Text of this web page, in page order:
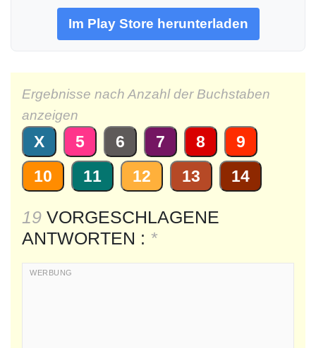
Im Play Store herunterladen
Ergebnisse nach Anzahl der Buchstaben
anzeigen
X 5 6 7 8
9
10
11 12 13 14
19 VORGESCHLAGENE
ANTWORTEN : *